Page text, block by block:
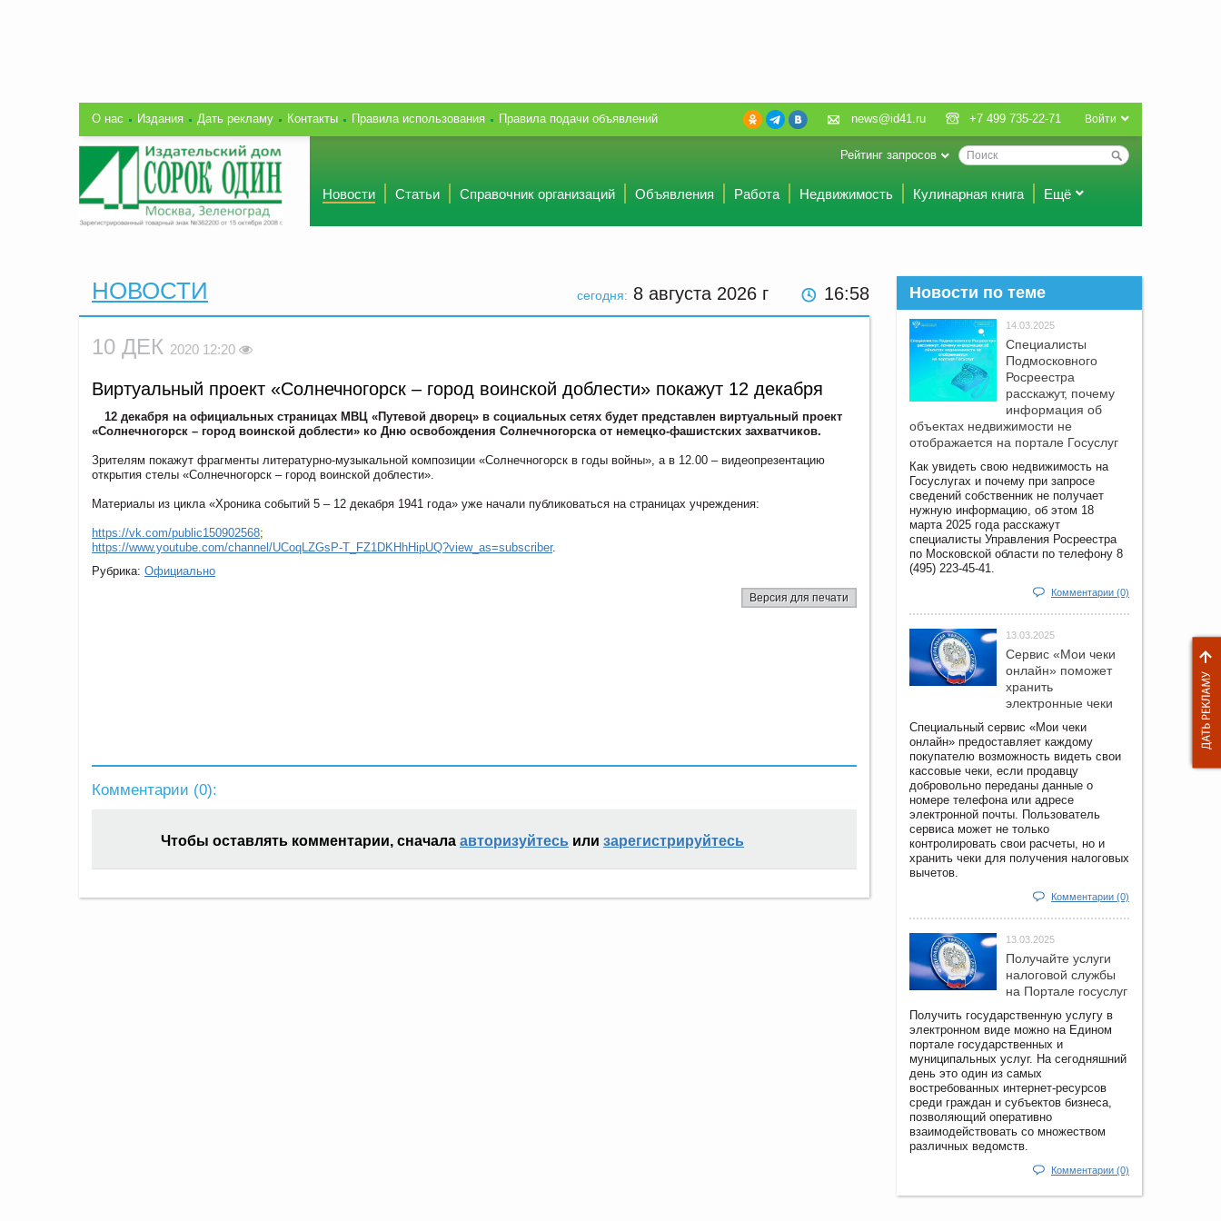
О нас Издания Дать рекламу Контакты Правила использования Правила подачи объявлений Войти
news@id41.ru +7 499 735-22-71
Рейтинг запросов
Новости Статьи Справочник организаций Объявления Работа Недвижимость Кулинарная книга Ещё
сегодня: 8 августа 2026 г 16:58
НОВОСТИ
10 ДЕК 2020 12:20
Виртуальный проект «Солнечногорск – город воинской доблести» покажут 12 декабря
12 декабря на официальных страницах МВЦ «Путевой дворец» в социальных сетях будет представлен виртуальный проект
«Солнечногорск – город воинской доблести» ко Дню освобождения Солнечногорска от немецко-фашистских захватчиков.
Зрителям покажут фрагменты литературно-музыкальной композиции «Солнечногорск в годы войны», а в 12.00 – видеопрезентацию
открытия стелы «Солнечногорск – город воинской доблести».
Материалы из цикла «Хроника событий 5 – 12 декабря 1941 года» уже начали публиковаться на страницах учреждения:
https://vk.com/public150902568;
https://www.youtube.com/channel/UCoqLZGsP-T_FZ1DKHhHipUQ?view_as=subscriber.
Рубрика: Официально
Версия для печати
Комментарии (0):
Чтобы оставлять комментарии, сначала авторизуйтесь или зарегистрируйтесь
Новости по теме
14.03.2025
Специалисты
Подмосковного
Росреестра
расскажут, почему
информация об
объектах недвижимости не
отображается на портале Госуслуг
Как увидеть свою недвижимость на
Госуслугах и почему при запросе
сведений собственник не получает
нужную информацию, об этом 18
марта 2025 года расскажут
специалисты Управления Росреестра
по Московской области по телефону 8
(495) 223-45-41.
Комментарии (0)
13.03.2025
Сервис «Мои чеки
онлайн» поможет
хранить
электронные чеки
Специальный сервис «Мои чеки
онлайн» предоставляет каждому
покупателю возможность видеть свои
кассовые чеки, если продавцу
добровольно переданы данные о
номере телефона или адресе
электронной почты. Пользователь
сервиса может не только
контролировать свои расчеты, но и
хранить чеки для получения налоговых
вычетов.
Комментарии (0)
13.03.2025
Получайте услуги
налоговой службы
на Портале госyслуг
Получить государственную услугу в
электронном виде можно на Едином
портале государственных и
муниципальных услуг. На сегодняшний
день это один из самых
востребованных интернет-ресурсов
среди граждан и субъектов бизнеса,
позволяющий оперативно
взаимодействовать со множеством
различных ведомств.
Комментарии (0)